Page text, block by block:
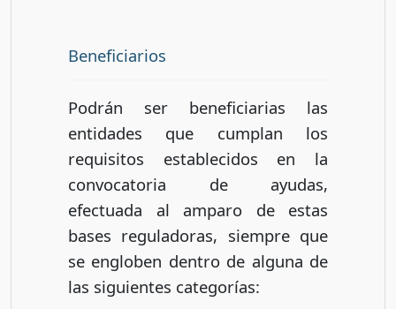
Beneficiarios
Podrán ser beneficiarias las
entidades que cumplan los
requisitos establecidos en la
convocatoria de ayudas,
efectuada al amparo de estas
bases reguladoras, siempre que
se engloben dentro de alguna de
las siguientes categorías: